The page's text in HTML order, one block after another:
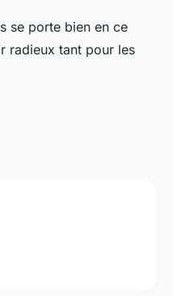
se porte bien en ce
radieux tant pour les